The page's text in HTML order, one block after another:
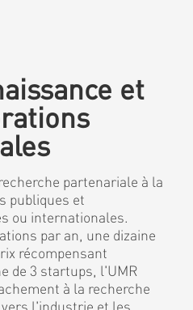
et
partenariale à la
publiques et
ou internationales.
par an, une dizaine
récompensant
de 3 startups, l'UMR
à la recherche
l'industrie et les